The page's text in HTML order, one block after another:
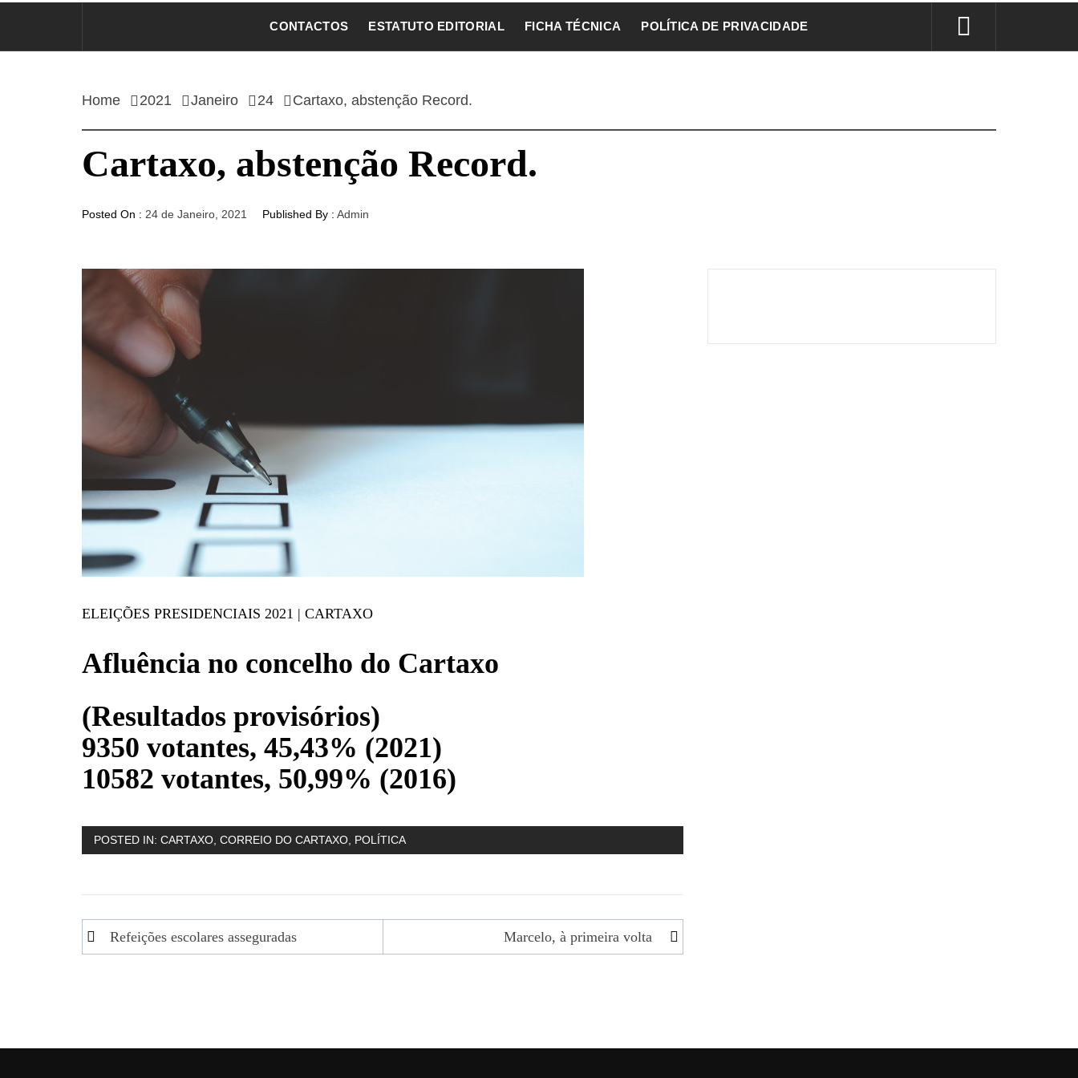
CONTACTOS ESTATUTO EDITORIAL FICHA TÉCNICA POLÍTICA DE PRIVACIDADE
Home 2021 Janeiro 24 Cartaxo, abstenção Record.
Cartaxo, abstenção Record.
Posted On : 24 de Janeiro, 2021 Published By : Admin
ELEIÇÕES PRESIDENCIAIS 2021 | CARTAXO
Afluência no concelho do Cartaxo
(Resultados provisórios)
9350 votantes, 45,43% (2021)
10582 votantes, 50,99% (2016)
POSTED IN: CARTAXO CORREIO DO CARTAXO POLÍTICA
Navegação
de
Refeições escolares asseguradas Marcelo, à primeira volta